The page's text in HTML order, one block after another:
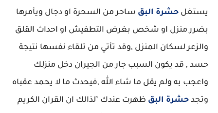
يستغل حشرة البق ساحر من السحرة او دجال ويأمرها
بضرر منزل او شخص بغرض التطفيش او احداث القلق
والزعر لسكان المنزل ,وقد تأتي من تلقاء نفسها نتيجة
حسد , قد يكون السبب جار من الجيران دخل منزلك
واعجب به ولم يقل ما شاء الله ,فيحدث ما لا يحمد عقباه
وتجد حشرة البق ظهرت عندك ’لذالك ان القران الكريم